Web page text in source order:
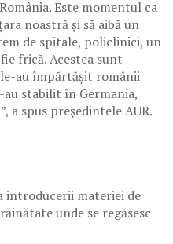
Este momentul ca
noastră și să aibă un
de spitale, policlinici, un
frică. Acestea sunt
au împărtășit românii
au stabilit în Germania,
a spus președintele AUR.
introducerii materiei de
unde se regăsesc